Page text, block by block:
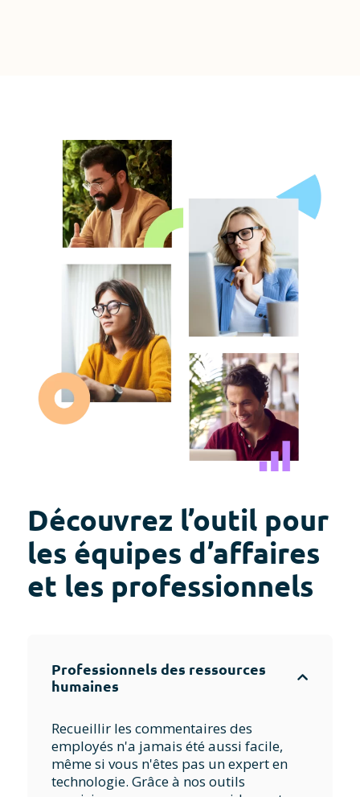
Découvrez l’outil pour
les équipes d’affaires
et les professionnels
Professionnels des ressources
humaines
Recueillir les commentaires des
employés n'a jamais été aussi facile,
même si vous n'êtes pas un expert en
technologie. Grâce à nos outils